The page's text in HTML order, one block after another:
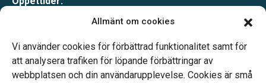
Allmänt om cookies
Vi använder cookies för förbättrad funktionalitet samt för
att analysera trafiken för löpande förbättringar av
webbplatsen och din användarupplevelse. Cookies är små
Lunchstängt 12.00–13.00
Telefonjour dygnet runt